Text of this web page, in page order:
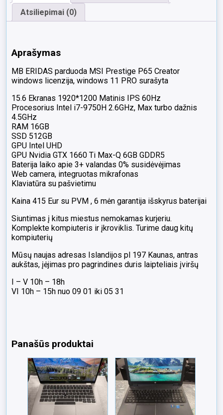
Atsiliepimai (0)
Aprašymas
MB ERIDAS parduoda MSI Prestige P65 Creator
windows licenzija, windows 11 PRO surašyta
15.6 Ekranas 1920*1200 Matinis IPS 60Hz
Procesorius Intel i7-9750H 2.6GHz, Max turbo dažnis
4.5GHz
RAM 16GB
SSD 512GB
GPU Intel UHD
GPU Nvidia GTX 1660 Ti Max-Q 6GB GDDR5
Baterija laiko apie 3+ valandas 0% susidėvėjimas
Web camera, integruotas mikrafonas
Klaviatūra su pašvietimu
Kaina 415 Eur su PVM , 6 mėn garantija išskyrus baterijai
Siuntimas į kitus miestus nemokamas kurjeriu.
Komplekte kompiuteris ir įkroviklis. Turime daug kitų
kompiuterių
Mūsų naujas adresas Islandijos pl 197 Kaunas, antras
aukštas, įėjimas pro pagrindines duris laipteliais įviršų
I – V 10h – 18h
VI 10h – 15h nuo 09 01 iki 05 31
Panašūs produktai